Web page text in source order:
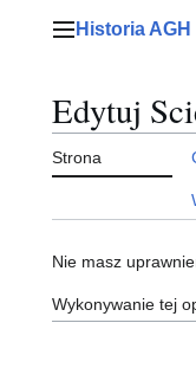
Menu główne
Historia AGH
Edytuj
Strona
Nie masz
Wykonywanie tej